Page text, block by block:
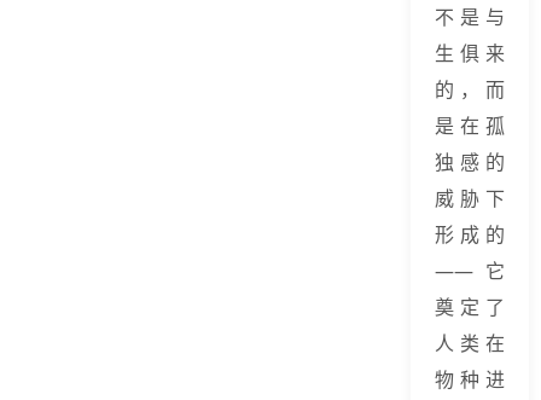
不是与
生俱来
的，而
是在孤
独感的
威胁下
形成的
——它
奠定了
人类在
物种进